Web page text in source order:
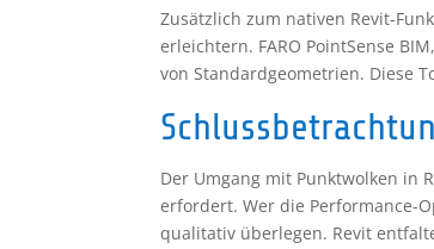
Zusätzlich zum nativen Revit-
erleichtern. FARO PointSense
von Standardgeometrien. Diese
Der Umgang mit Punktwolken in
erfordert. Wer die Performance-
qualitativ überlegen. Revit